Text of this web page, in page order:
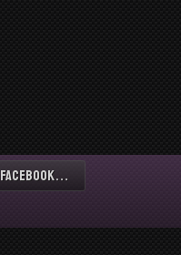
Facebook…